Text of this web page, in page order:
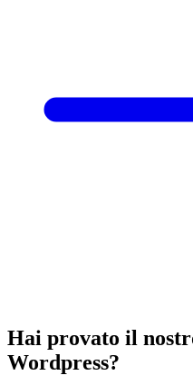
Hai provato il
Wordpress?